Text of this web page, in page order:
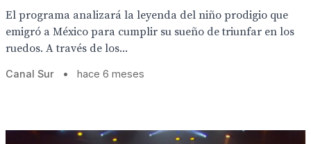
El programa analizará la leyenda del niño prodigio que
emigró a México para cumplir su sueño de triunfar en los
ruedos. A través de los...
Canal Sur • hace 6 meses